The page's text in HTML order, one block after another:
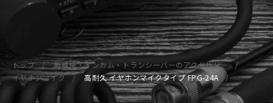
トップ
無線機・インカム・トランシーバーのアクセサリー
イヤホンマイク
高耐久 イヤホンマイクタイプ FPG-24A